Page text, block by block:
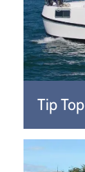
Tip Top